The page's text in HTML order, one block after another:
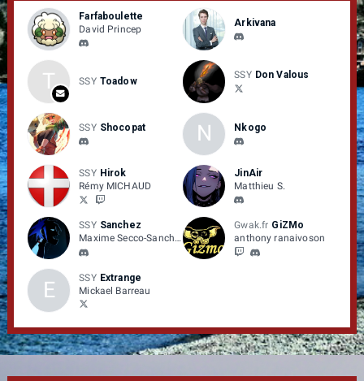
Farfaboulette
David Princep
Arkivana
T SSY Toadow
SSY Don Valous
SSY Shocopat N Nkogo
SSY Hirok
Rémy MICHAUD
JinAir
Matthieu S.
SSY Sanchez
Maxime Secco-Sanchez
Gwak.fr GiZMo
anthony ranaivoson
E SSY Extrange
Mickael Barreau